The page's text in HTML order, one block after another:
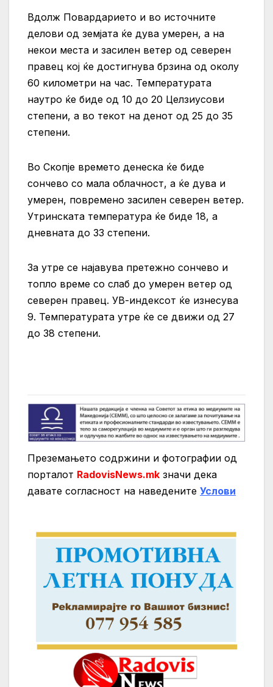
Вдолж Повардарието и во источните
делови од земјата ќе дува умерен, а на
некои места и засилен ветер од северен
правец кој ќе достигнува брзина од околу
60 километри на час. Температурата
наутро ќе биде од 10 до 20 Целзиусови
степени, а во текот на денот од 25 до 35
степени.
Во Скопје времето денеска ќе биде
сончево со мала облачност, а ќе дува и
умерен, повремено засилен северен ветер.
Утринската температура ќе биде 18, а
дневната до 33 степени.
За утре се најавува претежно сончево и
топло време со слаб до умерен ветер од
северен правец. УВ-индексот ќе изнесува
9. Температурата утре ќе се движи од 27
до 38 степени.
Преземањето содржини и фотографии од
порталот RadovisNews.mk значи дека
давате согласност на нaведените Услови